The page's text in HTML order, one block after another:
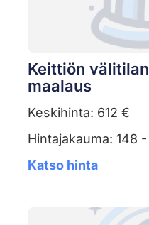
Keittiön
maalaus
Keskihinta: 612 €
Hintajakauma: 148
Katso hinta